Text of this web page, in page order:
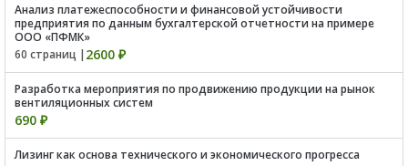
Анализ платежеспособности и финансовой устойчивости
предприятия по данным бухгалтерской отчетности на примере
ООО «ПФМК»
60 страниц | 2600 ₽
Разработка мероприятия по продвижению продукции на рынок
вентиляционных систем
690 ₽
Лизинг как основа технического и экономического прогресса